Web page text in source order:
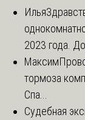
Илья
2023 года. До
Максим
тормоза
Спа...
Судебная